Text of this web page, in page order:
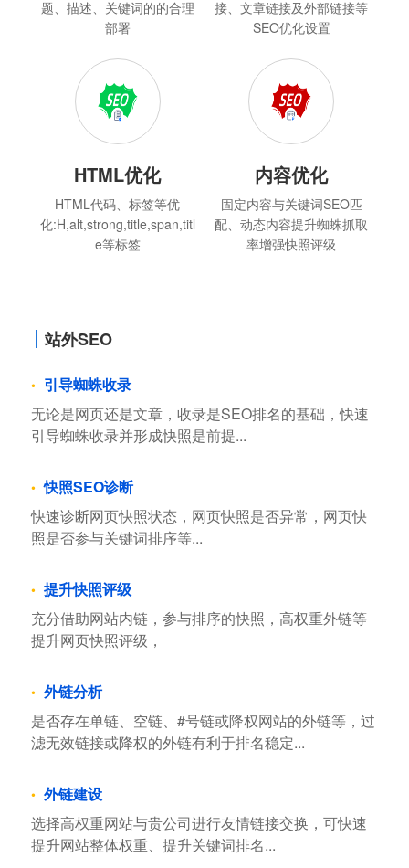
题、描述、关键词的的合理
部署
接、文章链接及外部链接等
SEO优化设置
HTML优化
HTML代码、标签等优
化:H,alt,strong,title,span,titl
e等标签
内容优化
固定内容与关键词SEO匹
配、动态内容提升蜘蛛抓取
率增强快照评级
站外SEO
引导蜘蛛收录
无论是网页还是文章，收录是SEO排名的基础，快速
引导蜘蛛收录并形成快照是前提...
快照SEO诊断
快速诊断网页快照状态，网页快照是否异常，网页快
照是否参与关键词排序等...
提升快照评级
充分借助网站内链，参与排序的快照，高权重外链等
提升网页快照评级，
外链分析
是否存在单链、空链、#号链或降权网站的外链等，过
滤无效链接或降权的外链有利于排名稳定...
外链建设
选择高权重网站与贵公司进行友情链接交换，可快速
提升网站整体权重、提升关键词排名...